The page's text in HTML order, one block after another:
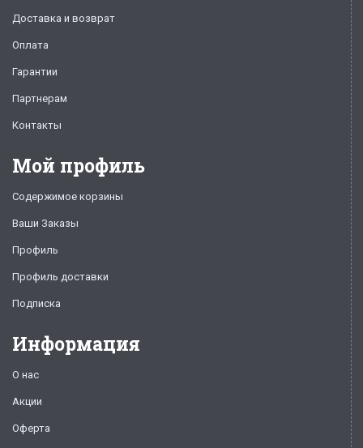
Доставка и возврат
Оплата
Гарантии
Партнерам
Контакты
Мой профиль
Содержимое корзины
Ваши Заказы
Профиль
Профиль доставки
Подписка
Информация
О нас
Акции
Оферта